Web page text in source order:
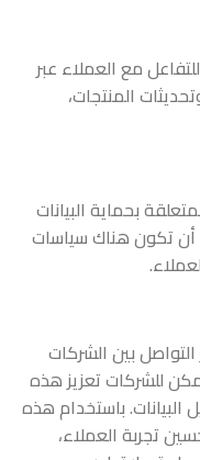
مع العملاء عبر
المنتجات،
بحماية البيانات
تكون هناك سياسات
بين الشركات
للشركات تعزيز هذه
البيانات. باستخدام هذه
تجربة العملاء،